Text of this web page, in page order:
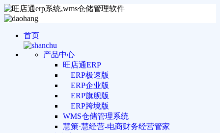
首页
产品中心
旺店通ERP
ERP极速版
ERP企业版
ERP旗舰版
ERP跨境版
WMS仓储管理系统
慧策·慧经营-电商财务经营管家